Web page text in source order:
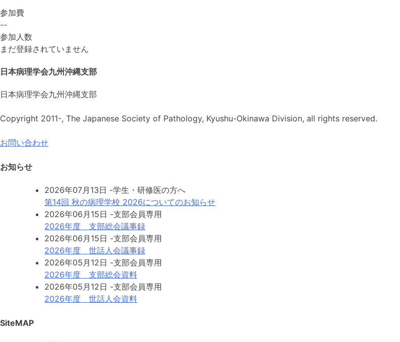
参加費
--
参加人数
まだ登録されていません
日本病理学会九州沖縄支部
日本病理学会九州沖縄支部
Copyright 2011-, The Japanese Society of Pathology, Kyushu-Okinawa Division, all rights reserved.
お問い合わせ
お知らせ
2026年07月13日 -学生・研修医の方へ
第14回 秋の病理学校 2026についてのお知らせ
2026年06月15日 -支部会員専用
2026年度 支部総会議事録
2026年06月15日 -支部会員専用
2026年度 世話人会議事録
2026年05月12日 -支部会員専用
2026年度 支部総会資料
2026年05月12日 -支部会員専用
2026年度 世話人会資料
SiteMAP